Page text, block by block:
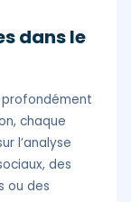
dans le
profondément
chaque
l’analyse
des
ou des